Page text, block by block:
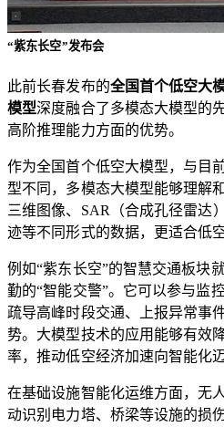
“紫东长空”发布会
此前长春发布的全国首个低空大
模型深度融合了多模态大模型的
高阶推理能力方面的优势。
作为全国首个低空大模型，与目
型不同，多模态大模型能够理解
三维图像、SAR（合成孔径雷达
迹等不同形式的数据，更适合低
例如“紫东长空”的智慧交通板块
勤的“智能交警”。它可以参与监
疏导高峰时段交通、上报异常事
势。大模型技术的应用能够有效
率，推动低空经济加速向智能化迈
在基础设施智能化运维方面，无
动识别电力塔、桥梁等设施的损